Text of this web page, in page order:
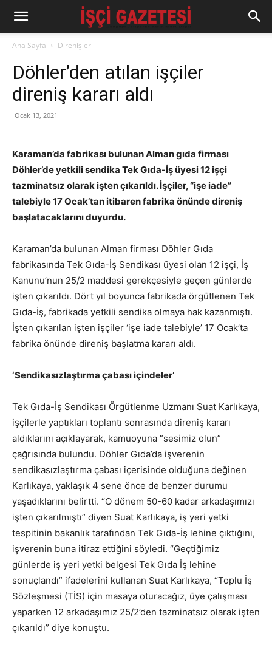
Ana Sayfa Direnişler
Döhler’den atılan işçiler
direniş kararı aldı
Ocak 13, 2021
Karaman’da fabrikası bulunan Alman gıda firması
Döhler’de yetkili sendika Tek Gıda-İş üyesi 12 işçi
tazminatsız olarak işten çıkarıldı. İşçiler, “işe iade”
talebiyle 17 Ocak’tan itibaren fabrika önünde direniş
başlatacaklarını duyurdu.
Karaman’da bulunan Alman firması Döhler Gıda
fabrikasında Tek Gıda-İş Sendikası üyesi olan 12 işçi, İş
Kanunu’nun 25/2 maddesi gerekçesiyle geçen günlerde
işten çıkarıldı. Dört yıl boyunca fabrikada örgütlenen Tek
Gıda-İş, fabrikada yetkili sendika olmaya hak kazanmıştı.
İşten çıkarılan işten işçiler ‘işe iade talebiyle’ 17 Ocak’ta
fabrika önünde direniş başlatma kararı aldı.
‘Sendikasızlaştırma çabası içindeler’
Tek Gıda-İş Sendikası Örgütlenme Uzmanı Suat Karlıkaya,
işçilerle yaptıkları toplantı sonrasında direniş kararı
aldıklarını açıklayarak, kamuoyuna “sesimiz olun”
çağrısında bulundu. Döhler Gıda’da işverenin
sendikasızlaştırma çabası içerisinde olduğuna değinen
Karlıkaya, yaklaşık 4 sene önce de benzer durumu
yaşadıklarını belirtti. “O dönem 50-60 kadar arkadaşımızı
işten çıkarılmıştı” diyen Suat Karlıkaya, iş yeri yetki
tespitinin bakanlık tarafından Tek Gıda-İş lehine çıktığını,
işverenin buna itiraz ettiğini söyledi. “Geçtiğimiz
günlerde iş yeri yetki belgesi Tek Gıda İş lehine
sonuçlandı” ifadelerini kullanan Suat Karlıkaya, “Toplu İş
Sözleşmesi (TİS) için masaya oturacağız, üye çalışması
yaparken 12 arkadaşımız 25/2’den tazminatsız olarak işten
çıkarıldı” diye konuştu.